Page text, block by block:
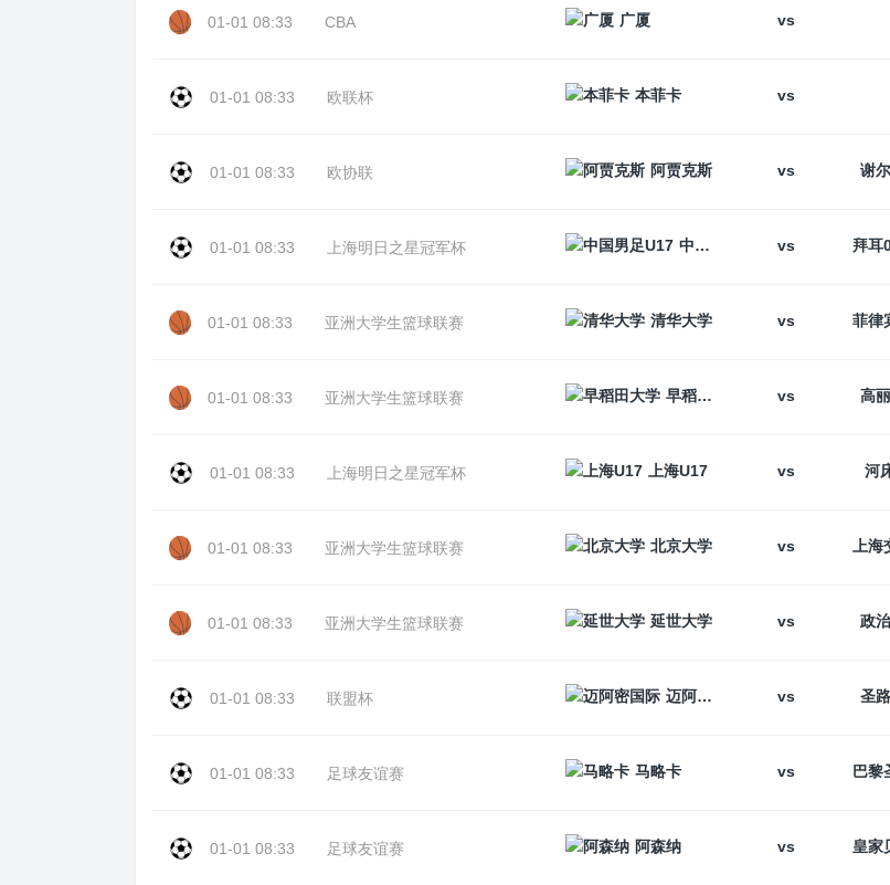
01-01 08:33 CBA 广厦 vs
01-01 08:33 欧联杯 本菲卡 vs
01-01 08:33 欧协联 阿贾克斯 vs 谢
01-01 08:33 上海明日之星冠军杯 中国男足U17 vs
01-01 08:33 亚洲大学生篮球联赛 清华大学 vs
01-01 08:33 亚洲大学生篮球联赛 早稻田大学 vs 高
01-01 08:33 上海明日之星冠军杯 上海U17 vs 河
01-01 08:33 亚洲大学生篮球联赛 北京大学 vs
01-01 08:33 亚洲大学生篮球联赛 延世大学 vs 政
01-01 08:33 联盟杯 迈阿密国际 vs 圣
01-01 08:33 足球友谊赛 马略卡 vs
01-01 08:33 足球友谊赛 阿森纳 vs